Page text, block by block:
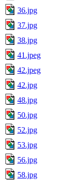
36.jpg
37.jpg
38.jpg
41.jpeg
42.jpeg
42.jpg
48.jpg
50.jpg
52.jpg
53.jpg
56.jpg
58.jpg